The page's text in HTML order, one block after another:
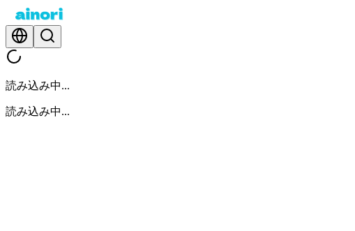
読み込み中...
読み込み中...